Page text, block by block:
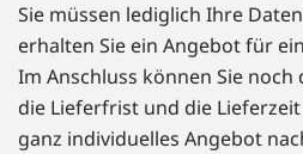
Sie müssen lediglich Ihre
erhalten Sie ein Angebot für
Im Anschluss können Sie
die Lieferfrist und die
ganz individuelles Angebot